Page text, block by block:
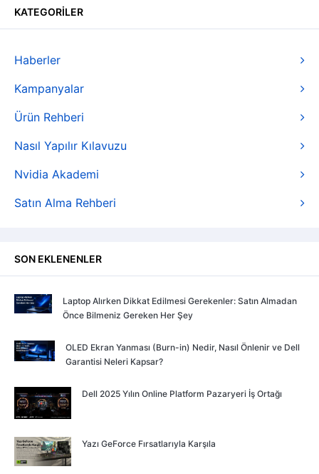
KATEGORİLER
Haberler
Kampanyalar
Ürün Rehberi
Nasıl Yapılır Kılavuzu
Nvidia Akademi
Satın Alma Rehberi
SON EKLENENLER
Laptop Alırken Dikkat Edilmesi Gerekenler: Satın Almadan
Önce Bilmeniz Gereken Her Şey
OLED Ekran Yanması (Burn-in) Nedir, Nasıl Önlenir ve Dell
Garantisi Neleri Kapsar?
Dell 2025 Yılın Online Platform Pazaryeri İş Ortağı
Yazı GeForce Fırsatlarıyla Karşıla